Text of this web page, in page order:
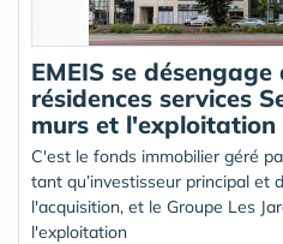
EMEIS se
résidences services
murs et l'exploitation
C'est le fonds immobilier géré
tant qu’investisseur principal et
l'acquisition, et le Groupe Les
l'exploitation